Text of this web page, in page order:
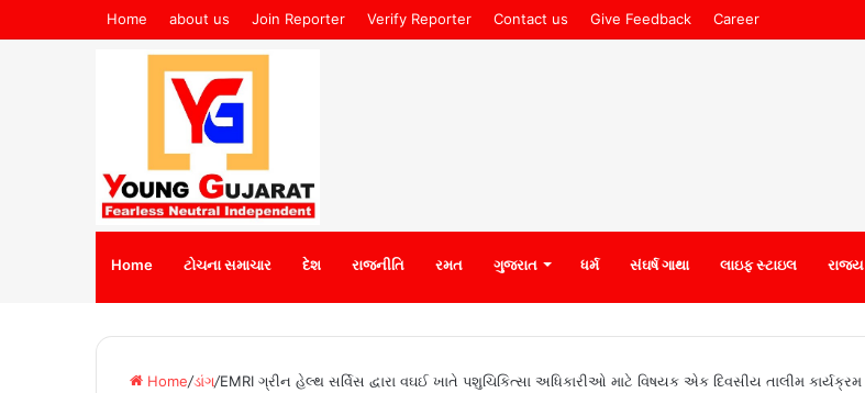
Home about us Join Reporter Verify Reporter Contact us Give Feedback Career
Home ટોચના સમાચાર દેશ રાજનીતિ રમત ગુજરાત ધર્મ સંઘર્ષ ગાથા લાઇફ સ્ટાઇલ રાજ્ય
Home/ડાંગ/EMRI ગ્રીન હેલ્થ સર્વિસ દ્વારા વઘઈ ખાતે પશુચિકિત્સા અધિકારીઓ માટે વિષયક એક દિવસીય તાલીમ કાર્યક્રમ